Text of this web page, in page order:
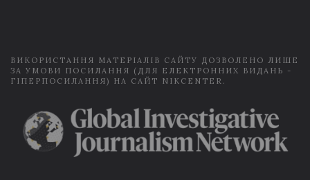
ВИКОРИСТАННЯ МАТЕРІАЛІВ САЙТУ ДОЗВОЛЕНО ЛИШЕ
ЗА УМОВИ ПОСИЛАННЯ (ДЛЯ ЕЛЕКТРОННИХ ВИДАНЬ -
ГІПЕРПОСИЛАННЯ) НА САЙТ NIKCENTER.